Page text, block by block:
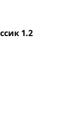
1.2